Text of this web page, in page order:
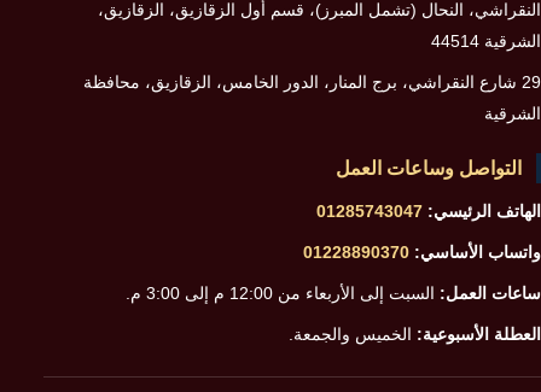
النقراشي، النحال (تشمل المبرز)، قسم أول الزقازيق، الزقازيق،
الشرقية 44514
29 شارع النقراشي، برج المنار، الدور الخامس، الزقازيق، محافظة
الشرقية
التواصل وساعات العمل
الهاتف الرئيسي: 01285743047
واتساب الأساسي: 01228890370
ساعات العمل: السبت إلى الأربعاء من 12:00 م إلى 3:00 م.
العطلة الأسبوعية: الخميس والجمعة.